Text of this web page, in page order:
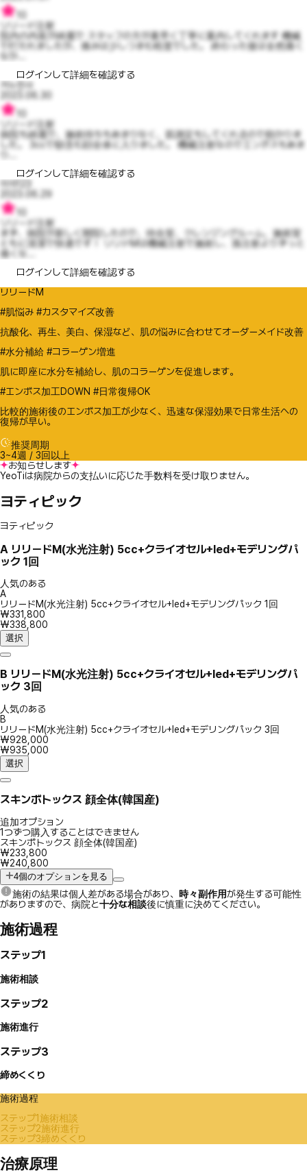
10
リリード注射
院内の内装が綺麗で スタッフの方が素早く丁寧に案内してくれます 機械
で打たれましたが、痛みは少しつまむ程度でした。 終わった後は全然痛く
なか...
ログインして詳細を確認する
거누천사
2023.06.30
10
リリード注射
病院も綺麗で、施術待ちもあまりなく、肌測定もしてくれるので助かりま
した。 3ccで額含む顔全体に入りました。 機械注射なのでエンボスもあま
ログインして詳細を確認する
이야123
2023.06.29
10
リリード注射
まず、病院が新しく開院したので、待合室、クレンジングルーム、施術室
ともに清潔で快適です！ リリドMは機械注射で施術し、孫注射よりずっと
痛くな...
ログインして詳細を確認する
リリードM
#肌悩み #カスタマイズ改善
抗酸化、再生、美白、保湿など、肌の悩みに合わせてオーダーメイド改善
#水分補給 #コラーゲン増進
肌に即座に水分を補給し、肌のコラーゲンを促進します。
#エンボス加工DOWN #日常復帰OK
比較的施術後のエンボス加工が少なく、迅速な保湿効果で日常生活への
復帰が早い。
推奨周期
3~4週 / 3回以上
お知らせします
YeoTiは病院からの支払いに応じた手数料を受け取りません。
ヨティピック
ヨティピック
A リリードM(水光注射) 5cc+クライオセル+led+モデリングパ
ック 1回
人気のある
A
リリードM(水光注射) 5cc+クライオセル+led+モデリングパック 1回
₩331,800
₩338,800
選択
B リリードM(水光注射) 5cc+クライオセル+led+モデリングパ
ック 3回
人気のある
B
リリードM(水光注射) 5cc+クライオセル+led+モデリングパック 3回
₩928,000
₩935,000
選択
スキンボトックス 顔全体(韓国産)
追加オプション
1つずつ購入することはできません
スキンボトックス 顔全体(韓国産)
₩233,800
₩240,800
4個のオプションを見る
施術の結果は個人差がある場合があり、 時々副作用が発生する可能性
がありますので、病院と十分な相談後に慎重に決めてください。
施術過程
ステップ1
施術相談
ステップ2
施術進行
ステップ3
締めくくり
施術過程
ステップ1 施術相談
ステップ2施術進行
ステップ3締めくくり
治療原理